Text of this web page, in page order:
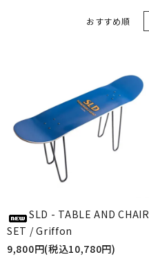
おすすめ順
SLD - TABLE AND CHAIR
SET / Griffon
9,800円(税込10,780円)